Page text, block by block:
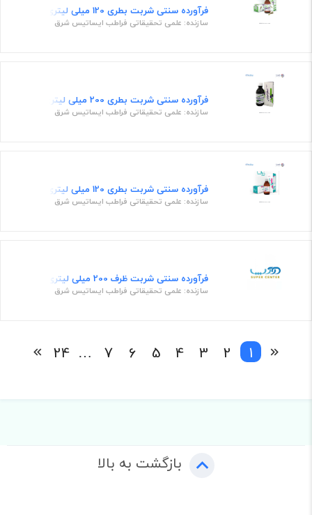
فرآورده سنتی شربت بطری 120 میلی لیتری
سازنده: علمی تحقیقاتی فراطب ایساتیس شرق
فرآورده سنتی شربت بطری 200 میلی لیتری
سازنده: علمی تحقیقاتی فراطب ایساتیس شرق
فرآورده سنتی شربت بطری 120 میلی لیتری
سازنده: علمی تحقیقاتی فراطب ایساتیس شرق
فرآورده سنتی شربت ظرف 200 میلی لیتری
سازنده: علمی تحقیقاتی فراطب ایساتیس شرق
1
2
3
4
5
6
7
…
24
بازگشت به بالا